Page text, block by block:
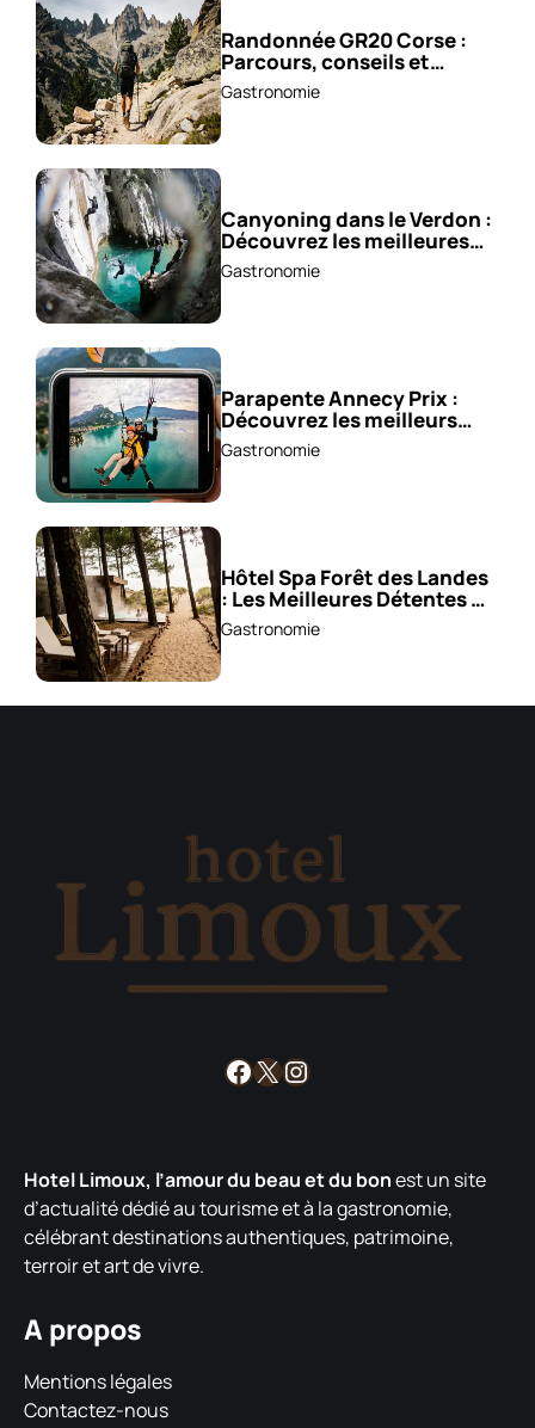
Randonnée GR20 Corse :
Parcours, conseils et
astuces !
Gastronomie
Canyoning dans le Verdon :
Découvrez les meilleures
excursions !
Gastronomie
Parapente Annecy Prix :
Découvrez les meilleurs
vols à partir de 85 €!
Gastronomie
Hôtel Spa Forêt des Landes
: Les Meilleures Détentes À
Découvrir !
Gastronomie
Facebook
X Instagram
Hotel Limoux, l’amour du beau et du bonest un site
d’actualité dédié au tourisme et à la gastronomie,
célébrant destinations authentiques, patrimoine,
terroir et art de vivre.
A propos
Mentions légales
Contactez-nous